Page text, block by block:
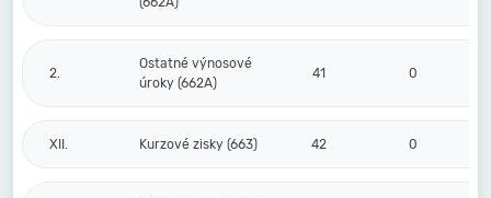
2.
Ostatné výnosové
úroky (662A)
41 0
XII. Kurzové zisky (663) 42 0